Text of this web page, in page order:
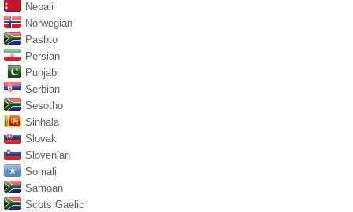
Nepali
Norwegian
Pashto
Persian
Punjabi
Serbian
Sesotho
Sinhala
Slovak
Slovenian
Somali
Samoan
Scots Gaelic